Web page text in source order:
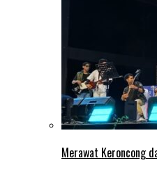
Merawat Keroncong